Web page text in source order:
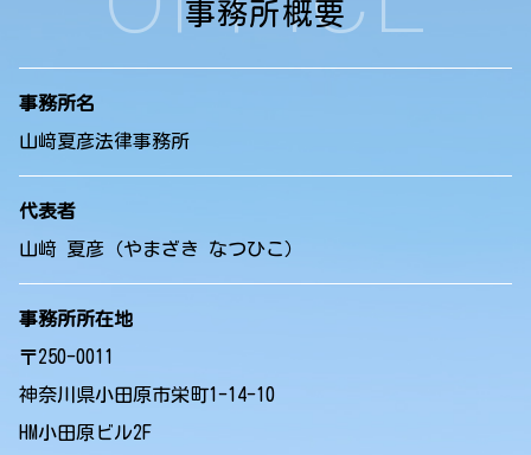
事務所概要
事務所名
山﨑夏彦法律事務所
代表者
山﨑 夏彦（やまざき なつひこ）
事務所所在地
〒250-0011
神奈川県小田原市栄町1-14-10
HM小田原ビル2F